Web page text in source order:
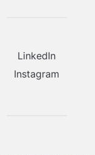
LinkedIn
Instagram